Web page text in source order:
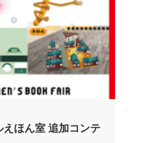
ほん室 追加コンテ